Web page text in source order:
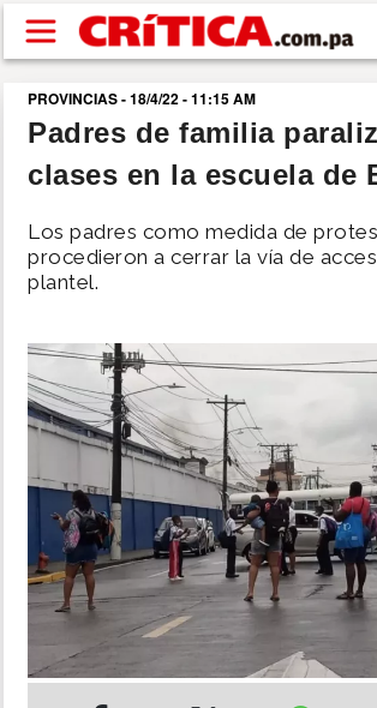
Pasar al contenido principal
buscar
SUCESOS
NACIONAL
SHOW
DEPORTES
MUNDO
INSÓLITAS
MULTIMEDIA
PROVINCIAS - 18/4/22 - 11:15 AM
Padres de familia
clases en la escuela de
Los padres como medida de
procedieron a cerrar la vía de
plantel.